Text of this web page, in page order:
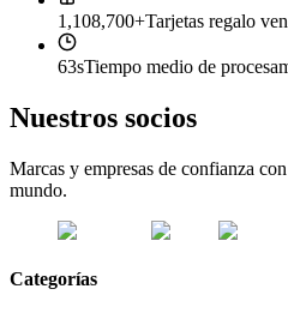
1,108,700+Tarjetas regalo
63sTiempo medio de
Nuestros socios
Marcas y empresas de confianza
mundo.
Categorías